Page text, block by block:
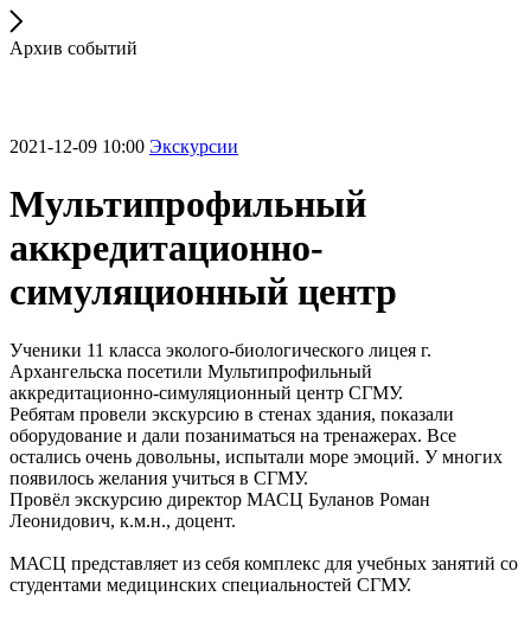
Архив событий
2021-12-09 10:00 Экскурсии
Мультипрофильный
аккредитационно-
симуляционный центр
Ученики 11 класса эколого-биологического лицея г.
Архангельска посетили Мультипрофильный
аккредитационно-симуляционный центр СГМУ.
Ребятам провели экскурсию в стенах здания, показали
оборудование и дали позаниматься на тренажерах. Все
остались очень довольны, испытали море эмоций. У многих
появилось желания учиться в СГМУ.
Провёл экскурсию директор МАСЦ Буланов Роман
Леонидович, к.м.н., доцент.
МАСЦ представляет из себя комплекс для учебных занятий со
студентами медицинских специальностей СГМУ.